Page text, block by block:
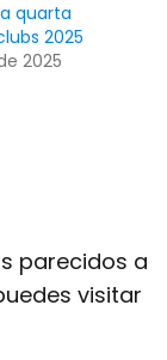
quarta
2025
2025
parecidos a
visitar